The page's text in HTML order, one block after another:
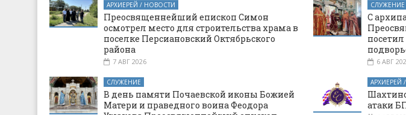
АРХИЕРЕЙ / НОВОСТИ
Преосвященнейший епископ Симон
осмотрел место для строительства храма в
поселке Персиановский Октябрьского
района
7 АВГ 2026
СЛУЖЕНИЕ
С
посетил
6 АВГ
СЛУЖЕНИЕ
В день памяти Почаевской иконы Божией
Матери и праведного воина Феодора
АРХИЕРЕЙ
атаки